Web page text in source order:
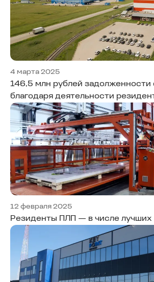
4 марта 2025
146,5 млн рублей задолженности
благодаря деятельности
12 февраля 2025
Резиденты ПЛП — в числе лучших